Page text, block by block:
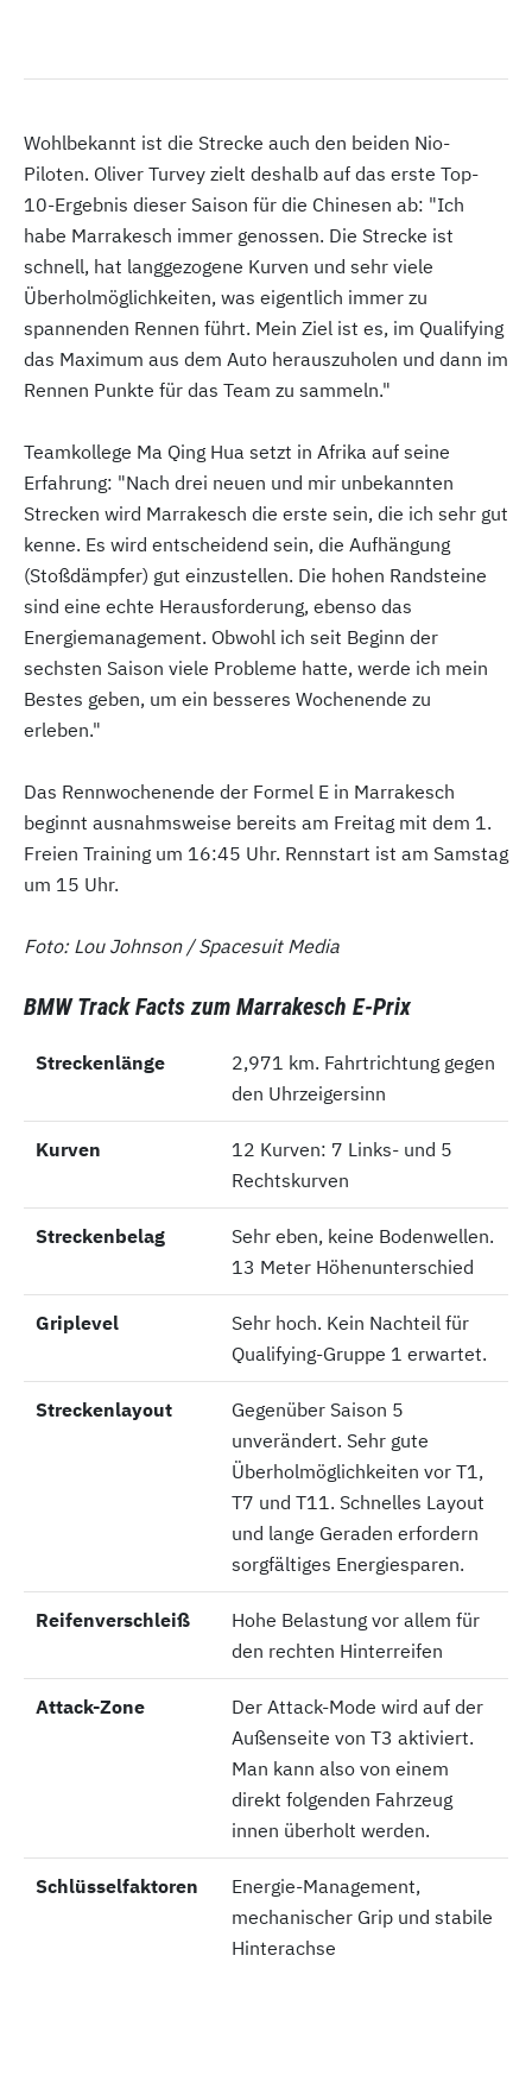
Wohlbekannt ist die Strecke auch den beiden Nio-
Piloten. Oliver Turvey zielt deshalb auf das erste Top-
10-Ergebnis dieser Saison für die Chinesen ab: "Ich
habe Marrakesch immer genossen. Die Strecke ist
schnell, hat langgezogene Kurven und sehr viele
Überholmöglichkeiten, was eigentlich immer zu
spannenden Rennen führt. Mein Ziel ist es, im Qualifying
das Maximum aus dem Auto herauszuholen und dann im
Rennen Punkte für das Team zu sammeln."
Teamkollege Ma Qing Hua setzt in Afrika auf seine
Erfahrung: "Nach drei neuen und mir unbekannten
Strecken wird Marrakesch die erste sein, die ich sehr gut
kenne. Es wird entscheidend sein, die Aufhängung
(Stoßdämpfer) gut einzustellen. Die hohen Randsteine
sind eine echte Herausforderung, ebenso das
Energiemanagement. Obwohl ich seit Beginn der
sechsten Saison viele Probleme hatte, werde ich mein
Bestes geben, um ein besseres Wochenende zu
erleben."
Das Rennwochenende der Formel E in Marrakesch
beginnt ausnahmsweise bereits am Freitag mit dem 1.
Freien Training um 16:45 Uhr. Rennstart ist am Samstag
um 15 Uhr.
Foto: Lou Johnson / Spacesuit Media
BMW Track Facts zum Marrakesch E-Prix
Streckenlänge
2,971 km. Fahrtrichtung gegen
den Uhrzeigersinn
Kurven
12 Kurven: 7 Links- und 5
Rechtskurven
Streckenbelag
Sehr eben, keine Bodenwellen.
13 Meter Höhenunterschied
Griplevel
Sehr hoch. Kein Nachteil für
Qualifying-Gruppe 1 erwartet.
Streckenlayout
Gegenüber Saison 5
unverändert. Sehr gute
Überholmöglichkeiten vor T1,
T7 und T11. Schnelles Layout
und lange Geraden erfordern
sorgfältiges Energiesparen.
Reifenverschleiß
Hohe Belastung vor allem für
den rechten Hinterreifen
Attack-Zone
Der Attack-Mode wird auf der
Außenseite von T3 aktiviert.
Man kann also von einem
direkt folgenden Fahrzeug
innen überholt werden.
Schlüsselfaktoren
Energie-Management,
mechanischer Grip und stabile
Hinterachse
Streckenlänge
Kurven
Streckenbelag
Griplevel
Streckenlayout
Reifenverschleiß
Attack-Zone
Schlüsselfaktoren